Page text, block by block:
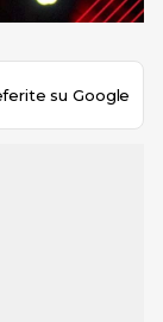
su Google